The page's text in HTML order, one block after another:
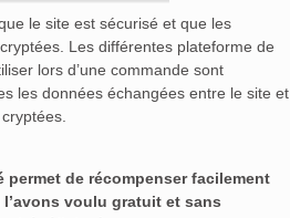
le site est sécurisé et que les
Les différentes plateforme de
lors d’une commande sont
les données échangées entre le site et
permet de récompenser facilement
voulu gratuit et sans